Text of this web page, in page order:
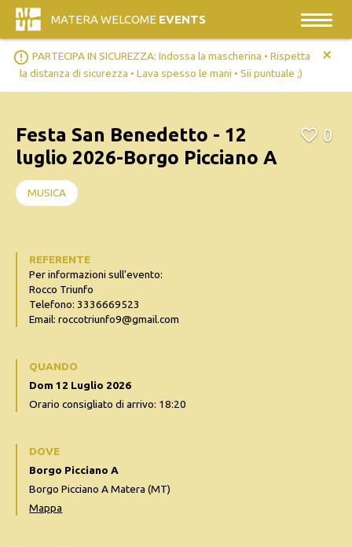
MATERA WELCOME EVENTS
error_outline PARTECIPA IN SICUREZZA: Indossa la mascherina • Rispetta
la distanza di sicurezza • Lava spesso le mani • Sii puntuale ;)
+
Festa San Benedetto - 12
luglio 2026-Borgo Picciano A
0
MUSICA
REFERENTE
Per informazioni sull'evento:
Rocco Triunfo
Telefono: 3336669523
Email: roccotriunfo9@gmail.com
QUANDO
Dom 12 Luglio 2026
Orario consigliato di arrivo: 18:20
DOVE
Borgo Picciano A
Borgo Picciano A Matera (MT)
Mappa